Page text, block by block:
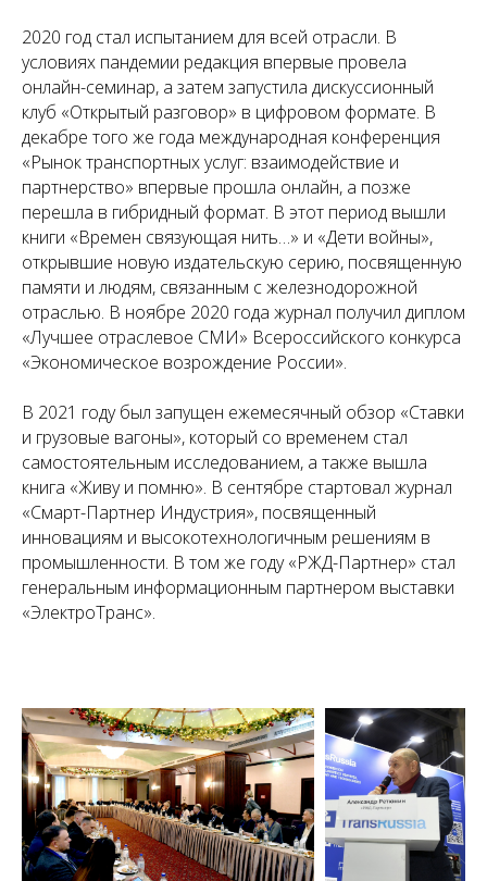
2020 год стал испытанием для всей отрасли. В
условиях пандемии редакция впервые провела
онлайн-семинар, а затем запустила дискуссионный
клуб «Открытый разговор» в цифровом формате. В
декабре того же года международная конференция
«Рынок транспортных услуг: взаимодействие и
партнерство» впервые прошла онлайн, а позже
перешла в гибридный формат. В этот период вышли
книги «Времен связующая нить…» и «Дети войны»,
открывшие новую издательскую серию, посвященную
памяти и людям, связанным с железнодорожной
отраслью. В ноябре 2020 года журнал получил диплом
«Лучшее отраслевое СМИ» Всероссийского конкурса
«Экономическое возрождение России».
В 2021 году был запущен ежемесячный обзор «Ставки
и грузовые вагоны», который со временем стал
самостоятельным исследованием, а также вышла
книга «Живу и помню». В сентябре стартовал журнал
«Смарт-Партнер Индустрия», посвященный
инновациям и высокотехнологичным решениям в
промышленности. В том же году «РЖД-Партнер» стал
генеральным информационным партнером выставки
«ЭлектроТранс».